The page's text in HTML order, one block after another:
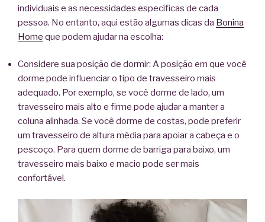
individuais e as necessidades específicas de cada
pessoa. No entanto, aqui estão algumas dicas da Bonina
Home que podem ajudar na escolha:
Considere sua posição de dormir: A posição em que você
dorme pode influenciar o tipo de travesseiro mais
adequado. Por exemplo, se você dorme de lado, um
travesseiro mais alto e firme pode ajudar a manter a
coluna alinhada. Se você dorme de costas, pode preferir
um travesseiro de altura média para apoiar a cabeça e o
pescoço. Para quem dorme de barriga para baixo, um
travesseiro mais baixo e macio pode ser mais
confortável.